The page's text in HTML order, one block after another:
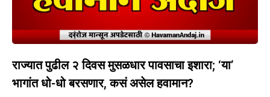
राज्यात पुढील २ दिवस मुसळधार पावसाचा इशारा; ‘या’
भागांत धो-धो बरसणार, कसं असेल हवामान?